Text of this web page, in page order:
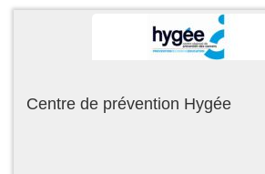
Centre de prévention Hygée